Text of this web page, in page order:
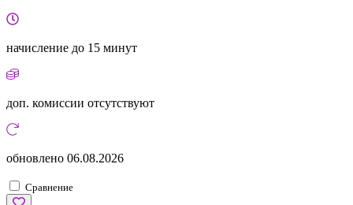
начисление до 15 минут
доп. комиссии отсутствуют
обновлено 06.08.2026
Сравнение